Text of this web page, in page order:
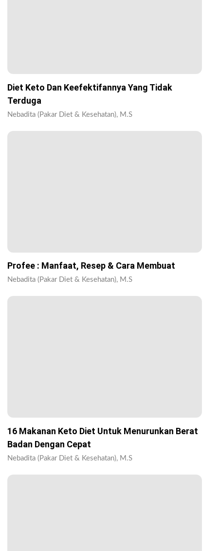
Diet Keto Dan Keefektifannya Yang Tidak
Terduga
Nebadita (Pakar Diet & Kesehatan), M.S
Profee : Manfaat, Resep & Cara Membuat
Nebadita (Pakar Diet & Kesehatan), M.S
16 Makanan Keto Diet Untuk Menurunkan Berat
Badan Dengan Cepat
Nebadita (Pakar Diet & Kesehatan), M.S